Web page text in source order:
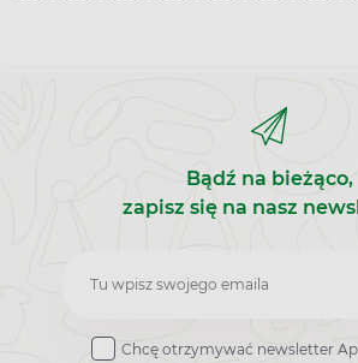
Bądź na bieżąco,
zapisz się na nasz
Zapisz
do
Chcę otrzymywać newsletter